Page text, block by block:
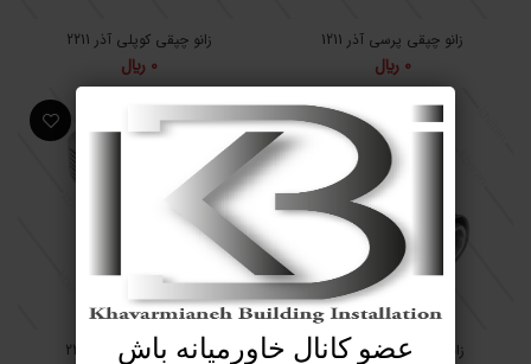
زانو چپقی پرسی آذر 1211
0 ﷼
زانو چپقی کوپلی آذر 2211
0 ﷼
زانو روپیچ پرسی آذر 1221 زانو روپیچ کوپلی آذر 2221
عضو کانال خاورمیانه باش